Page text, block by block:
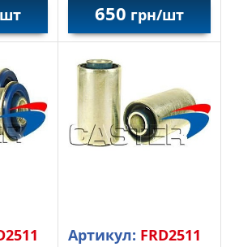
650 грн/шт
Артикул: FRD2511